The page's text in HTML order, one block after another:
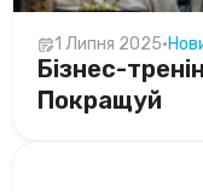
1 Липня 2025•
Бізнес-
Покращуй